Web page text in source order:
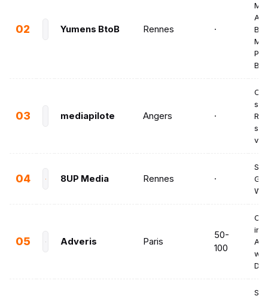
02 Yumens BtoB Rennes ·
03 mediapilote Angers ·
04 8UP Media Rennes ·
05 Adveris Paris
50-
100